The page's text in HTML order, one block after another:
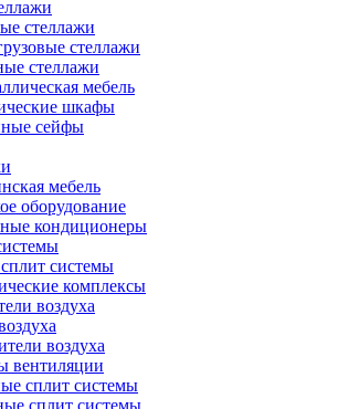
стеллажи
стеллажи
стеллажи
мебель
шкафы
сейфы
мебель
оборудование
кондиционеры
системы
комплексы
воздуха
воздуха
вентиляции
сплит системы
сплит системы